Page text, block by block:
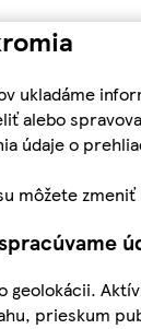
ukladáme
alebo
údaje o
môžete
geolokácii.
prieskum